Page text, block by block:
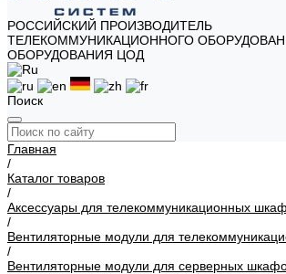
РОССИЙСКИЙ ПРОИЗВОДИТЕЛЬ
ТЕЛЕКОММУНИКАЦИОННОГО
ОБОРУДОВАНИЯ ЦОД
Поиск
Главная
/
Каталог товаров
/
Аксессуары для телекоммуникационных
/
Вентиляторные модули для
/
Вентиляторные модули для серверных